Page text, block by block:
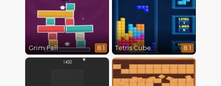
Grim Fall 8.1 Tetris Cube 8.1